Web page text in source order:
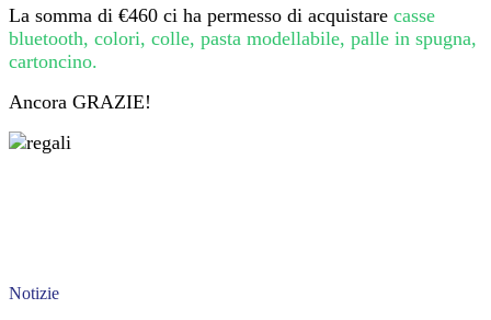
La somma di €460 ci ha permesso di acquistare casse
bluetooth, colori, colle, pasta modellabile, palle in spugna,
cartoncino.
Ancora GRAZIE!
Notizie